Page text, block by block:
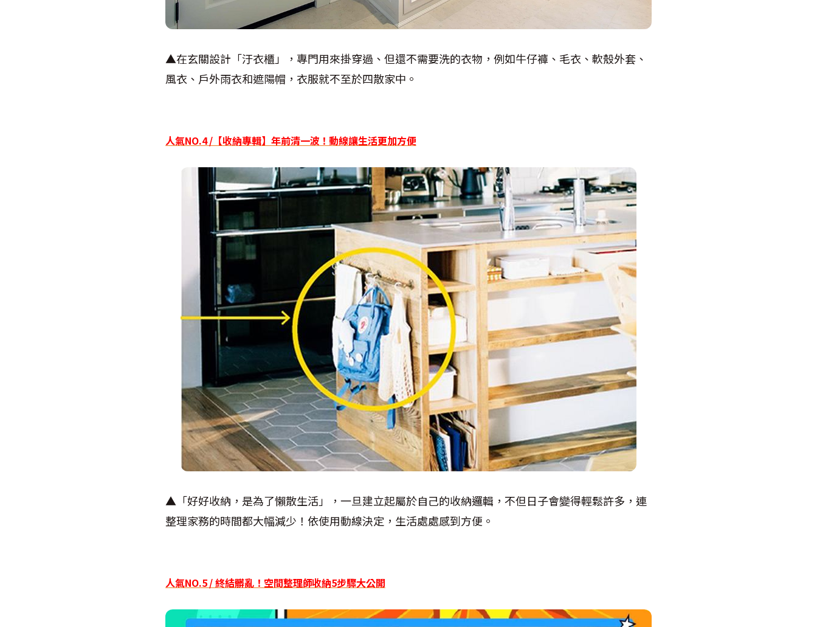
▲在玄關設計「汙衣櫃」，專門用來掛穿過、但還不需要洗的衣物，例如牛仔褲、毛衣、軟殼外套、
風衣、戶外雨衣和遮陽帽，衣服就不至於四散家中。
人氣NO.4 /【收納專輯】年前清一波！動線讓生活更加方便
▲「好好收納，是為了懶散生活」，一旦建立起屬於自己的收納邏輯，不但日子會變得輕鬆許多，連
整理家務的時間都大幅減少！依使用動線決定，生活處處感到方便。
人氣NO.5 / 終結髒亂！空間整理師收納5步驟大公開